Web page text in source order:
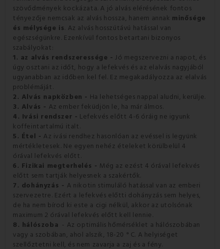
szövődmények kockázata. A jó alvás elérésének fontos
tényezője nemcsak az alvás hossza, hanem annak minősége
és mélysége is. Az alvás hosszútávú hatással van
egészségünkre. Ezenkívül fontos betartani bizonyos
szabályokat:
1. az alvás rendszeressége - Jó megszervezni a napot, és
úgy osztani az időt, hogy a lefekvés és az elalvás nagyjából
ugyanabban az időben kel fel. Ez megakadályozza az elalvás
problémáját.
2. Alvás napközben - Ha lehetséges nappal aludni, kerülje.
3. Alvás - Az ember feküdjön le, ha már álmos.
4. Ivási rendszer - Lefekvés előtt 4-6 óráig ne igyunk
koffeintartalmú italt.
5. Étel - Az ivási rendhez hasonlóan az evéssel is legyünk
mértékletesek. Ne egyen nehéz ételeket körülbelül 4
órával lefekvés előtt.
6. Fizikai megterhelés - Még az ezést 4 órával lefekvés
előtt sem tartják helyesnek a szakértők.
7. dohányzás - A nikotin stimuláló hatással van az emberi
szervezetre. Ezért a lefekvés előtti dohányzás sem helyes,
de ha nem bírod ki este a cigi nélkül, akkor az utolsónak
maximum 2 órával lefekvés előtt kell lennie.
8. hálószoba - Az optimális hőmérséklet a hálószobában
vagy a szobában, ahol alszik, 18-20 ° C. A helyiséget
szellőztetni kell, és nem zavarja a zaj és a fény.